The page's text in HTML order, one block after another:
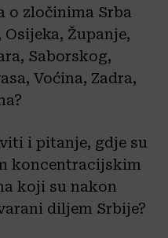
o zločinima Srba
Županje,
Saborskog,
Voćina, Zadra,
i pitanje, gdje su
koncentracijskim
koji su nakon
diljem Srbije?